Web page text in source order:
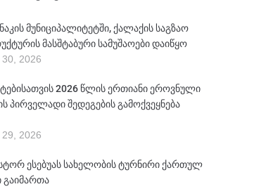
მუნიციპალიტეტში, ქალაქის საგზაო
მასშტაბური სამუშაოები დაიწყო
2026
2026 წლის ერთიანი ეროვნული
პირველადი შედეგების გამოქვეყნება
2026
ესებუას სახელობის ტურნირი ქართულ
გაიმართა